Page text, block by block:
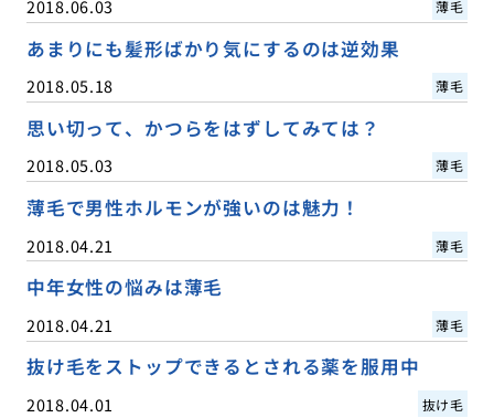
2018.06.03 薄毛
あまりにも髪形ばかり気にするのは逆効果
2018.05.18 薄毛
思い切って、かつらをはずしてみては？
2018.05.03 薄毛
薄毛で男性ホルモンが強いのは魅力！
2018.04.21 薄毛
中年女性の悩みは薄毛
2018.04.21 薄毛
抜け毛をストップできるとされる薬を服用中
2018.04.01 抜け毛